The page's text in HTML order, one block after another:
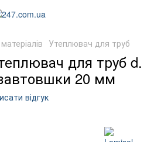
Утеплювач для труб
для труб d.
20 мм
відгук